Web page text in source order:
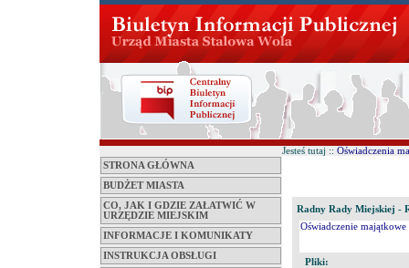
STRONA GŁÓWNA
BUDŻET MIASTA
CO, JAK I GDZIE ZAŁATWIĆ W
URZĘDZIE MIEJSKIM
INFORMACJE I KOMUNIKATY
INSTRUKCJA OBSŁUGI
Jesteś tutaj :: Oświadczenia
Radny Rady Miejskiej -
Oświadczenie majątkowe
Pliki: